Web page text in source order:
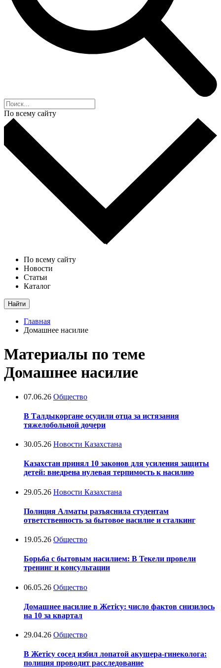
По всему сайту
По всему сайту
Новости
Статьи
Каталог
Найти
Главная
Домашнее насилие
Материалы по теме
Домашнее насилие
07.06.26 Общество
В Талдыкоргане осудили отца за истязания
тяжелобольной дочери
30.05.26 Новости Казахстана
Казахстан принял 10 законов для усиления защиты
детей: внедрена нулевая терпимость к насилию
29.05.26 Новости Казахстана
Полиция Алматы разъяснила студентам
ответственность за бытовое насилие и сталкинг
19.05.26 Общество
Борьба с бытовым насилием: В Текели провели
тренинг и консультации
06.05.26 Общество
Домашнее насилие в Жетісу: число фактов снизилось
на 10 за квартал
29.04.26 Общество
В Жетісу сосед избил лопатой акушера-гинеколога:
полиция проводит расследование